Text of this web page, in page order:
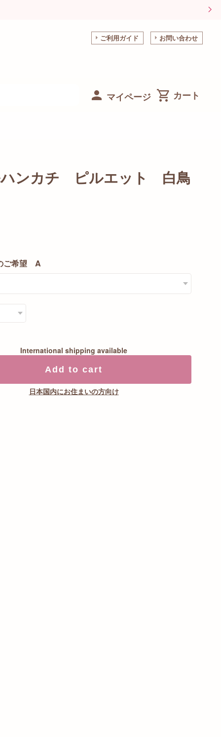
ご利用ガイド お問い合わせ
マイページ
ンカチ ピルエット 白鳥
ご希望 A
International shipping available
Add to cart
日本国内にお住まいの方向け